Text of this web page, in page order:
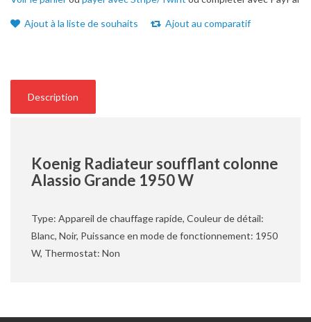
Ajout à la liste de souhaits Ajout au comparatif
Description
Koenig Radiateur soufflant colonne
Alassio Grande 1950 W
Type: Appareil de chauffage rapide, Couleur de détail:
Blanc, Noir, Puissance en mode de fonctionnement: 1950
W, Thermostat: Non